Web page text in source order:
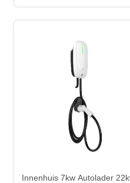
Innenhuis 7kw Autolader